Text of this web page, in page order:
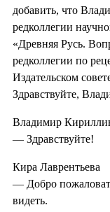
добавить, что
редколлегии
«Древняя Русь.
редколлегии по
Издательском
Здравствуйте,
Владимир
— Здравствуйте!
Кира Лаврентьева
— Добро
видеть.